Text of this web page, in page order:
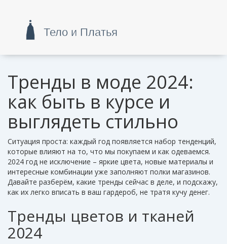
Тренды в моде 2024:
как быть в курсе и
выглядеть стильно
Ситуация проста: каждый год появляется набор тенденций,
которые влияют на то, что мы покупаем и как одеваемся.
2024 год не исключение – яркие цвета, новые материалы и
интересные комбинации уже заполняют полки магазинов.
Давайте разберём, какие тренды сейчас в деле, и подскажу,
как их легко вписать в ваш гардероб, не тратя кучу денег.
Тренды цветов и тканей
2024